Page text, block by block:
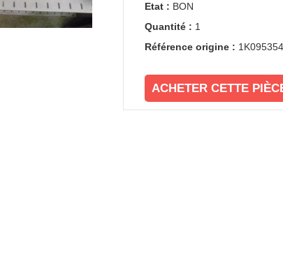
Etat : BON
Quantité : 1
Référence origine :
ACHETER CETTE